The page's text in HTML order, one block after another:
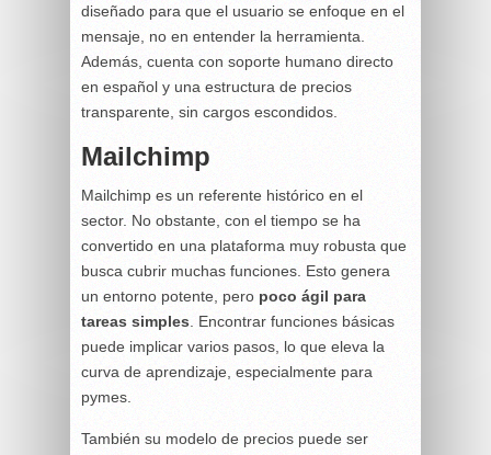
diseñado para que el usuario se enfoque en el
mensaje, no en entender la herramienta.
Además, cuenta con soporte humano directo
en español y una estructura de precios
transparente, sin cargos escondidos.
Mailchimp
Mailchimp es un referente histórico en el
sector. No obstante, con el tiempo se ha
convertido en una plataforma muy robusta que
busca cubrir muchas funciones. Esto genera
un entorno potente, pero poco ágil para
tareas simples . Encontrar funciones básicas
puede implicar varios pasos, lo que eleva la
curva de aprendizaje, especialmente para
pymes.
También su modelo de precios puede ser